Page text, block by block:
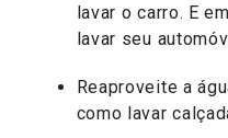
lavar o carro. E
lavar seu
Reaproveite a
como lavar